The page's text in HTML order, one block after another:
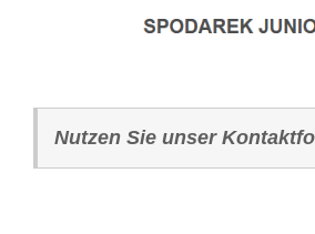
Nutzen Sie unser